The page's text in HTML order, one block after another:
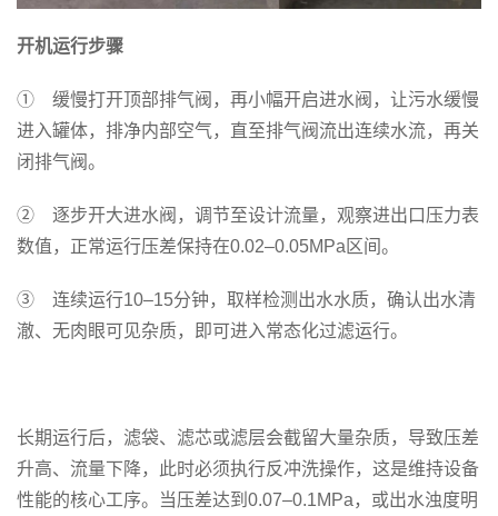
开机运行步骤
① 缓慢打开顶部排气阀，再小幅开启进水阀，让污水缓慢
进入罐体，排净内部空气，直至排气阀流出连续水流，再关
闭排气阀。
② 逐步开大进水阀，调节至设计流量，观察进出口压力表
数值，正常运行压差保持在0.02–0.05MPa区间。
③ 连续运行10–15分钟，取样检测出水水质，确认出水清
澈、无肉眼可见杂质，即可进入常态化过滤运行。
长期运行后，滤袋、滤芯或滤层会截留大量杂质，导致压差
升高、流量下降，此时必须执行反冲洗操作，这是维持设备
性能的核心工序。当压差达到0.07–0.1MPa，或出水浊度明